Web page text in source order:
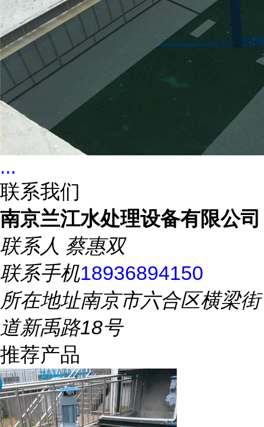
...
联系我们
南京兰江水处理设备有限公司
联系人 蔡惠双
联系手机18936894150
所在地址南京市六合区横梁街
道新禹路18号
推荐产品